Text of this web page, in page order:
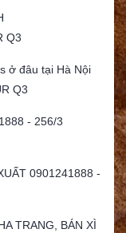
Q3
ở đâu tại Hà Nội
Q3
- 256/3
0901241888 -
TRANG, BÁN XÌ